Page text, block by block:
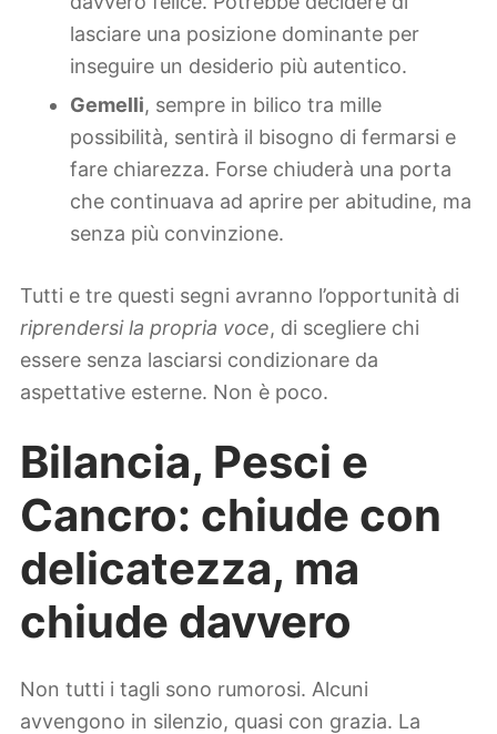
lasciare una posizione dominante per
inseguire un desiderio più autentico.
Gemelli, sempre in bilico tra mille
possibilità, sentirà il bisogno di fermarsi e
fare chiarezza. Forse chiuderà una porta
che continuava ad aprire per abitudine, ma
senza più convinzione.
Tutti e tre questi segni avranno l’opportunità di
riprendersi la propria voce, di scegliere chi
essere senza lasciarsi condizionare da
aspettative esterne. Non è poco.
Bilancia, Pesci e
Cancro: chiude con
delicatezza, ma
chiude davvero
Non tutti i tagli sono rumorosi. Alcuni
avvengono in silenzio, quasi con grazia. La